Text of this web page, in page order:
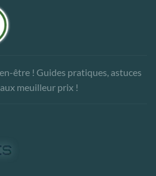
être ! Guides pratiques, astuces
meuilleur prix !